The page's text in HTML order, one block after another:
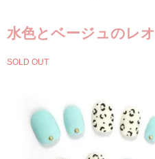
水色とベージュのレ
SOLD OUT